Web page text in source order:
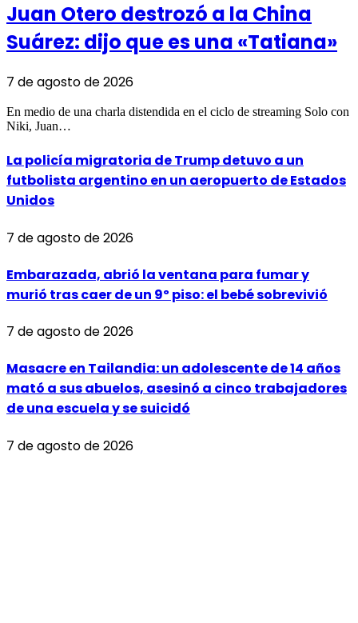
Juan Otero destrozó a la China
Suárez: dijo que es una «Tatiana»
7 de agosto de 2026
En medio de una charla distendida en el ciclo de streaming Solo con
Niki, Juan…
La policía migratoria de Trump detuvo a un
futbolista argentino en un aeropuerto de Estados
Unidos
7 de agosto de 2026
Embarazada, abrió la ventana para fumar y
murió tras caer de un 9º piso: el bebé sobrevivió
7 de agosto de 2026
Masacre en Tailandia: un adolescente de 14 años
mató a sus abuelos, asesinó a cinco trabajadores
de una escuela y se suicidó
7 de agosto de 2026